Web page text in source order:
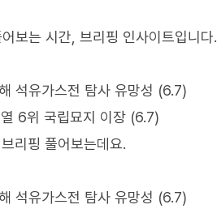
보는 시간, 브리핑 인사이트입니다.
석유가스전 탐사 유망성 (6.7)
6위 국립묘지 이장 (6.7)
리핑 풀어보는데요.
석유가스전 탐사 유망성 (6.7)